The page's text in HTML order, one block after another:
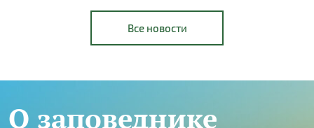
Все новости
О заповеднике